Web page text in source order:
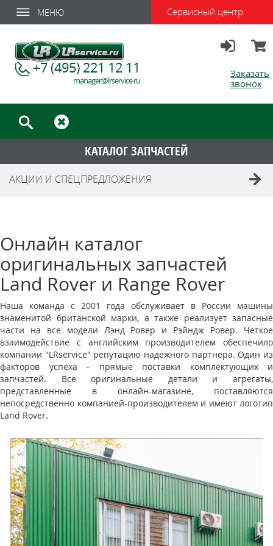
МЕНЮ Сервисный центр
Заказать
звонок
+7 (495) 221 12 11
manager@lrservice.ru
КАТАЛОГ ЗАПЧАСТЕЙ
АКЦИИ И СПЕЦПРЕДЛОЖЕНИЯ
Онлайн каталог
оригинальных запчастей
Land Rover и Range Rover
Наша команда с 2001 года обслуживает в России машины
знаменитой британской марки, а также реализует запасные
части на все модели Лэнд Ровер и Рэйндж Ровер. Четкое
взаимодействие с английским производителем обеспечило
компании "LRservice" репутацию надежного партнера. Один из
факторов успеха - прямые поставки комплектующих и
запчастей. Все оригинальные детали и агрегаты,
представленные в онлайн-магазине, поставляются
непосредственно компанией-производителем и имеют логотип
Land Rover.